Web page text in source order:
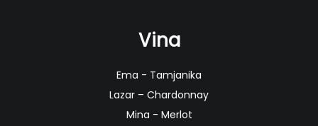
Vina
Ema - Tamjanika
Lazar – Chardonnay
Mina - Merlot